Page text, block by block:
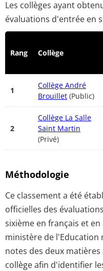
Les collèges ayant
évaluations d'entrée en
Rang Collège
1
Collège André
Brouillet (Public)
2
Collège La Salle
Saint Martin
(Privé)
Méthodologie
Ce classement a été
officielles des
sixième en français et
ministère de l'Education
notes des deux
collège afin d'identifier